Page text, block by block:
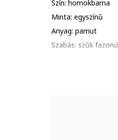
Szín: homokbarna
Minta: egyszínű
Anyag: pamut
Szabás: szűk fazonú